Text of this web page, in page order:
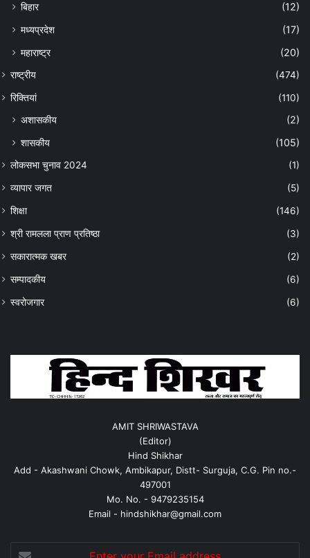
बिहार
(12)
मध्यप्रदेश
(17)
महाराष्ट्र
(20)
राष्ट्रीय (474)
रिक्तियां (110)
अशासकीय
(2)
शासकीय
(105)
लोकसभा चुनाव 2024 (1)
व्यापार जगत (5)
शिक्षा (146)
श्री रामलला प्राण प्रतिष्ठा (3)
सकारात्मक खबर (2)
सम्पादकीय (6)
स्वरोजगार (6)
AMIT SHRIWASTAVA
(Editor)
Hind Shikhar
Add - Akashwani Chowk, Ambikapur, Distt- Surguja, C.G. Pin no.-
497001
Mo. No. - 9479235154
Email - hindshikhar@gmail.com
Enter